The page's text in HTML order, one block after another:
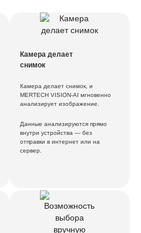
Globus
Камера делает
снимок
Камера делает снимок, и
MERTECH VISION-AI мгновенно
анализирует изображение.
Данные анализируются прямо
внутри устройства — без
отправки в интернет или на
сервер.